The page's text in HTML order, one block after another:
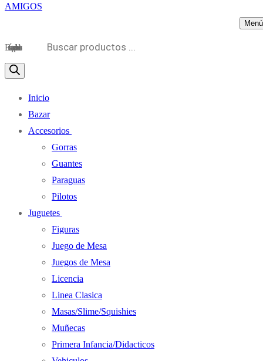
Menú
Búsqueda de productos
Inicio
Bazar
Accesorios
Gorras
Guantes
Paraguas
Pilotos
Juguetes
Figuras
Juego de Mesa
Juegos de Mesa
Licencia
Linea Clasica
Masas/Slime/Squishies
Muñecas
Primera Infancia/Didacticos